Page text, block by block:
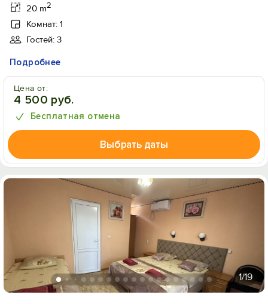
20 m2
Комнат: 1
Гостей: 3
Подробнее
Цена от:
4 500 руб.
Бесплатная отмена
Выбрать даты
1/19